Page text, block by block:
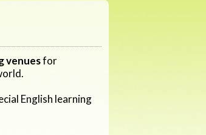
venuesfor
English learning